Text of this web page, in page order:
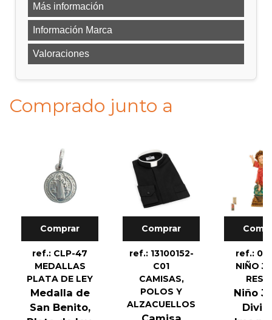
Más información
Información Marca
Valoraciones
Comprado junto a
Comprar
ref.: CLP-47
MEDALLAS
PLATA DE LEY
Medalla de
San Benito,
Comprar
ref.: 13100152-
C01
CAMISAS,
POLOS Y
ALZACUELLOS
ref.:
NIÑO
Niño